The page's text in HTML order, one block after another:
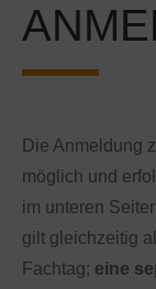
Die Anmeldung
möglich und
im unteren
gilt gleichzeitig
Fachtag; eine